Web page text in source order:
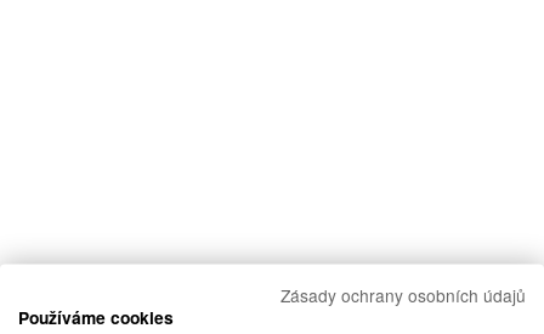
Zásady ochrany osobních údajů
Používáme cookies